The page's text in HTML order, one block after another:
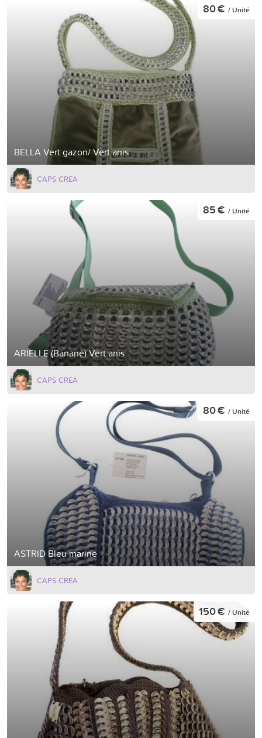
BELLA Vert gazon/ Vert anis
80 € / Unité
CAPS CREA
ARIELLE (Banane) Vert anis
85 € / Unité
CAPS CREA
ASTRID Bleu marine
80 € / Unité
CAPS CREA
150 € / Unité